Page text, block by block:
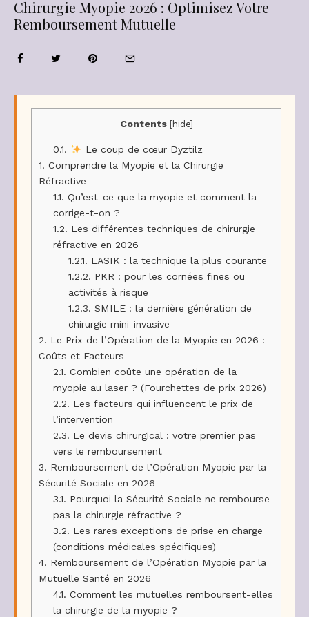
Chirurgie Myopie 2026 : Optimisez Votre
Remboursement Mutuelle
Contents [hide]
0.1.
Le coup de cœur Dyztilz
1. Comprendre la Myopie et la Chirurgie
Réfractive
1.1. Qu’est-ce que la myopie et comment la
corrige-t-on ?
1.2. Les différentes techniques de chirurgie
réfractive en 2026
1.2.1. LASIK : la technique la plus courante
1.2.2. PKR : pour les cornées fines ou
activités à risque
1.2.3. SMILE : la dernière génération de
chirurgie mini-invasive
2. Le Prix de l’Opération de la Myopie en 2026 :
Coûts et Facteurs
2.1. Combien coûte une opération de la
myopie au laser ? (Fourchettes de prix 2026)
2.2. Les facteurs qui influencent le prix de
l’intervention
2.3. Le devis chirurgical : votre premier pas
vers le remboursement
3. Remboursement de l’Opération Myopie par la
Sécurité Sociale en 2026
3.1. Pourquoi la Sécurité Sociale ne rembourse
pas la chirurgie réfractive ?
3.2. Les rares exceptions de prise en charge
(conditions médicales spécifiques)
4. Remboursement de l’Opération Myopie par la
Mutuelle Santé en 2026
4.1. Comment les mutuelles remboursent-elles
la chirurgie de la myopie ?